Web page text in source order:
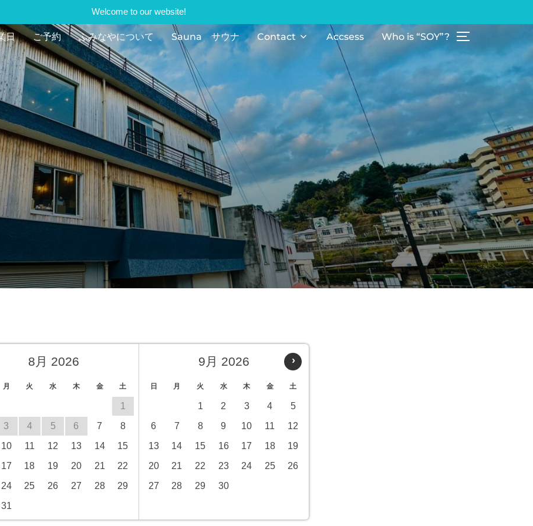
Welcome to our website!
日 ご予約 ふみなやについて Sauna サウナ Contact Accsess Who is “SOY”? サイドバーと
›
8月 2026
月 火 水 木 金 土
1
3 4 5 6 7
8
10 11 12 13 14
15
17 18 19 20 21
22
24 25 26 27 28
29
31
9月 2026
日 月 火 水 木 金 土
1 2 3 4
5
6
7 8 9 10 11
12
13
14 15 16 17 18
19
20
21 22 23 24 25
26
27
28 29 30